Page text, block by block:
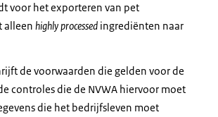
voor het exporteren van pet
alleen highly processed ingrediënten naar
de voorwaarden die gelden voor de
controles die de NVWA hiervoor moet
die het bedrijfsleven moet